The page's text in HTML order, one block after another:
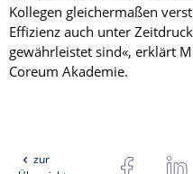
Kollegen gleichermaßen
Effizienz auch unter
gewährleistet sind«, erklärt
Coreum Akademie.
zur